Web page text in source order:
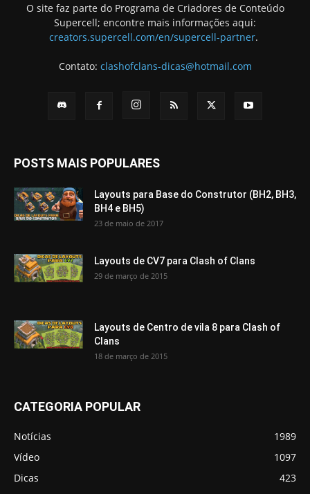
O site faz parte do Programa de Criadores de Conteúdo
Supercell; encontre mais informações aqui:
creators.supercell.com/en/supercell-partner.
Contato: clashofclans-dicas@hotmail.com
POSTS MAIS POPULARES
Layouts para Base do Construtor (BH2, BH3,
BH4 e BH5)
23 de maio de 2017
Layouts de CV7 para Clash of Clans
29 de março de 2015
Layouts de Centro de vila 8 para Clash of
Clans
18 de março de 2015
CATEGORIA POPULAR
Notícias
1989
Vídeo
1097
Dicas
423